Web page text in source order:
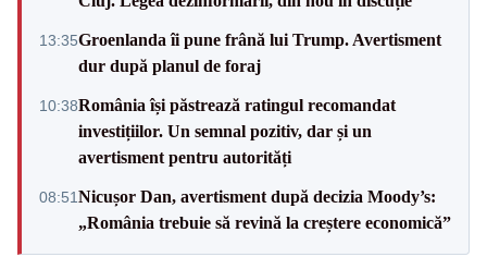
13:35Groenlanda îi pune frână lui Trump. Avertisment
dur după planul de foraj
10:38România își păstrează ratingul recomandat
investițiilor. Un semnal pozitiv, dar și un
avertisment pentru autorități
08:51Nicușor Dan, avertisment după decizia Moody’s:
„România trebuie să revină la creștere economică”